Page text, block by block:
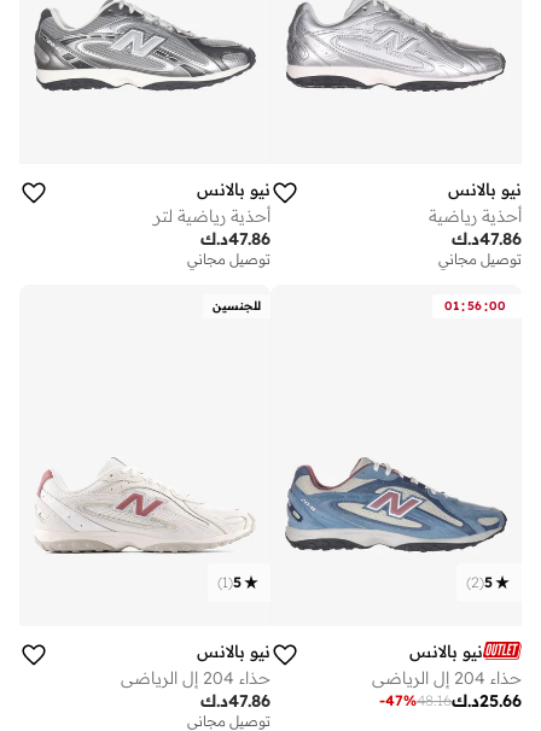
نيو بالانس
أحذية رياضية
د.ك47.86
توصيل مجاني
نيو بالانس
أحذية رياضية لتر
د.ك47.86
توصيل مجاني
01:56:00
5
(
2
)
نيو بالانس
حذاء 204 إل الرياضي
د.ك25.66
48.16
-47%
للجنسين
5
(
1
)
نيو بالانس
حذاء 204 إل الرياضي
د.ك47.86
توصيل مجاني